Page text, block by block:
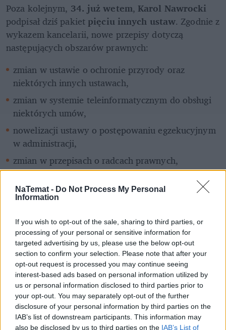
NaTemat - Do Not Process My Personal
Information
If you wish to opt-out of the sale, sharing to third parties, or
processing of your personal or sensitive information for
targeted advertising by us, please use the below opt-out
section to confirm your selection. Please note that after your
opt-out request is processed you may continue seeing
interest-based ads based on personal information utilized by
us or personal information disclosed to third parties prior to
your opt-out. You may separately opt-out of the further
disclosure of your personal information by third parties on the
IAB’s list of downstream participants. This information may
also be disclosed by us to third parties on the IAB’s List of
Poza kolejnym, 34. już wetem, Karol Nawrocki
podpisał dziś pakiet pięciu innych ustaw. Zgodnie z
wykazem kancelarii, nowe przepisy dotyczą
następujących obszarów prawnych:
zmian w ustawie o ochronie przyrody oraz
niektórych innych ustawach,
zmian w systemie teleinformatycznym do obsługi
niektórych umów,
nowelizacji ustawy o postępowaniu egzekucyjnym
w administracji,
zmian w przepisach o radcach prawnych,
utworzenia Krajowego Rejestru Oznakowanych
Psów i Kotów.
Rozwiń